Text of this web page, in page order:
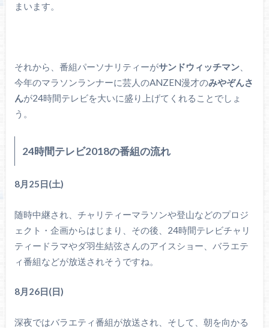
まいます。
それから、番組パーソナリティーがサンドウィッチマン、
今年のマラソンランナーに芸人のANZEN漫才のみやぞんさ
んが24時間テレビを大いに盛り上げてくれることでしょ
う。
24時間テレビ2018の番組の流れ
8月25日(土)
随時中継され、チャリティーマラソンや登山などのプロジ
ェクト・企画からはじまり、その後、24時間テレビチャリ
ティードラマやダ羽生結弦さんのアイスショー、バラエテ
ィ番組などが放送されそうですね。
8月26日(日)
深夜ではバラエティ番組が放送され、そして、朝を向かる